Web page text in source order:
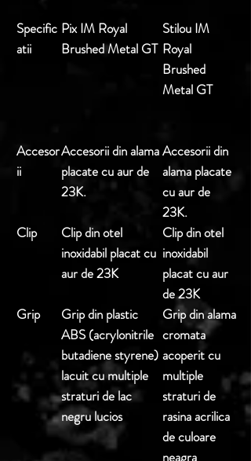
Specific
atii
Pix IM Royal
Brushed Metal GT
Stilou IM
Royal
Brushed
Metal GT
Accesor
ii
Accesorii din alama
placate cu aur de
23K.
Accesorii din
alama placate
cu aur de
23K.
Clip
Clip din otel
inoxidabil placat cu
aur de 23K
Clip din otel
inoxidabil
placat cu aur
de 23K
Grip
Grip din plastic
ABS (acrylonitrile
butadiene styrene)
lacuit cu multiple
straturi de lac
negru lucios
Grip din alama
cromata
acoperit cu
multiple
straturi de
rasina acrilica
de culoare